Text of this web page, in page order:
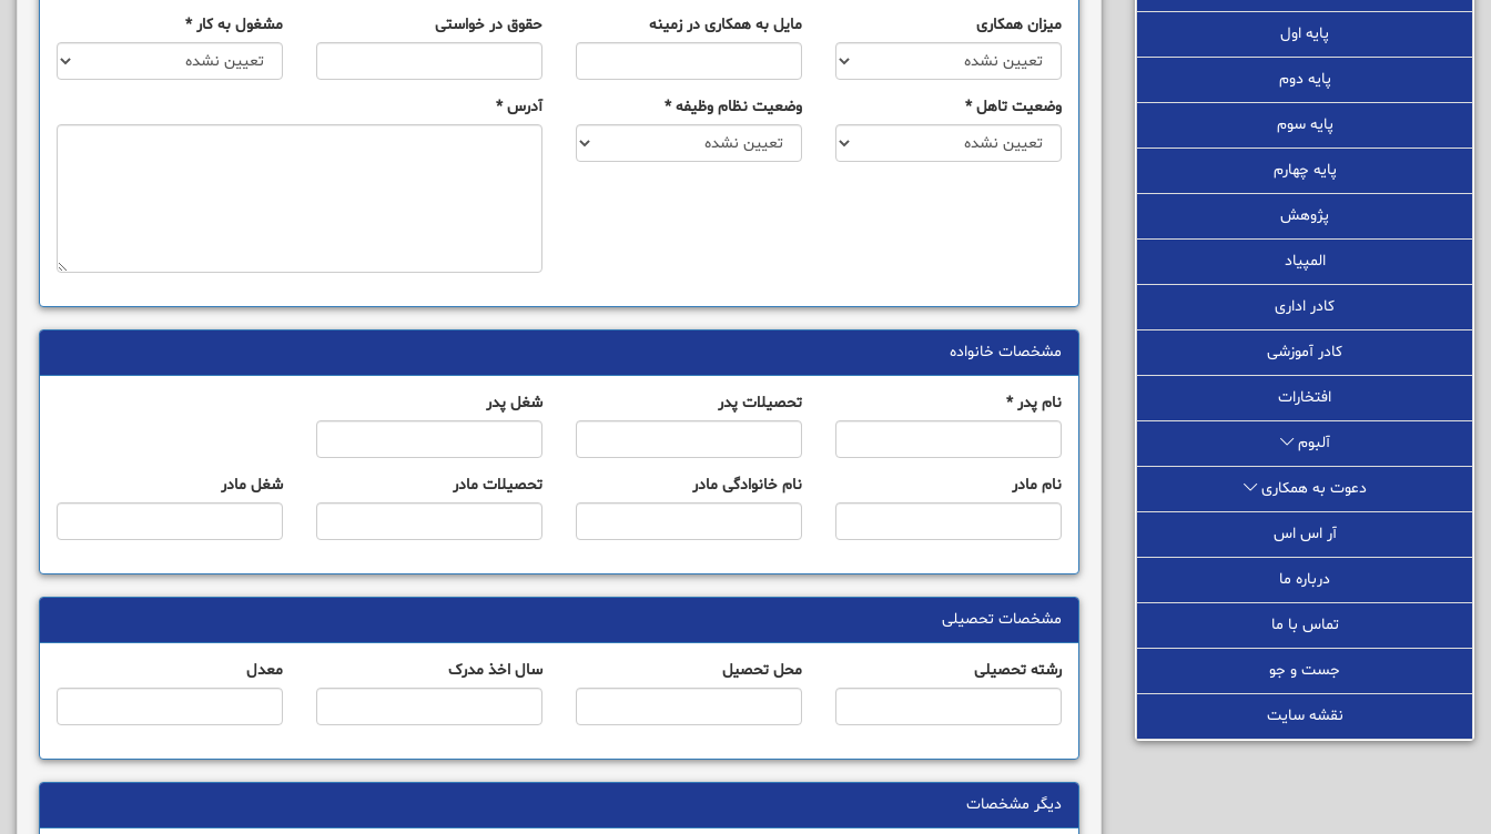
میزان همکاری مایل به همکاری در زمینه حقوق در خواستی مشغول به کار*
وضعیت تاهل* وضعیت نظام وظیفه* آدرس*
مشخصات خانواده
نام پدر* تحصیلات پدر شغل پدر
نام مادر نام خانوادگی مادر تحصیلات مادر شغل مادر
مشخصات تحصیلی
رشته تحصیلی محل تحصیل سال اخذ مدرک معدل
دیگر مشخصات
پایه اول
پایه دوم
پایه سوم
پایه چهارم
پژوهش
المپیاد
کادر اداری
کادر آموزشی
افتخارات
آلبوم
دعوت به همکاری
آر اس اس
درباره ما
تماس با ما
جست و جو
نقشه سایت